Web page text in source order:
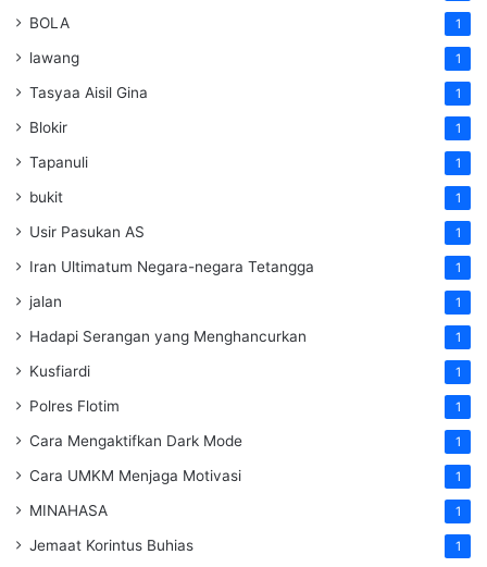
BOLA 1
lawang 1
Tasyaa Aisil Gina 1
Blokir 1
Tapanuli 1
bukit 1
Usir Pasukan AS 1
Iran Ultimatum Negara-negara Tetangga 1
jalan 1
Hadapi Serangan yang Menghancurkan 1
Kusfiardi 1
Polres Flotim 1
Cara Mengaktifkan Dark Mode 1
Cara UMKM Menjaga Motivasi 1
MINAHASA 1
Jemaat Korintus Buhias 1